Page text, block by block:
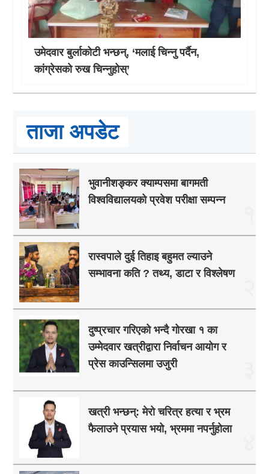
उमेदवार बुर्लाकोटी भन्छन्, ‘मलाई चिन्नु पर्दैन,
कांग्रेसको रुख चिन्नुहोस्’
ताजा अपडेट
भुवानीशङ्कर क्याम्पसमा बागमती
विश्वविद्यालयको प्रवेश परीक्षा सम्पन्न
रास्वपाले दुई तिहाइ बहुमत ल्याउने
सम्भावना कति ? तथ्य, डाटा र विश्लेषण
दुष्प्रचार गरिएको भन्दै गोरखा १ का
उम्मेदवार खत्रीद्वारा निर्वाचन आयोग र
प्रेस काउन्सिलमा उजुरी
खत्री भन्छन्: मेरो चरित्र हत्या र भ्रम
फैलाउने प्रयास भयो, भ्रममा नपर्नुहोला